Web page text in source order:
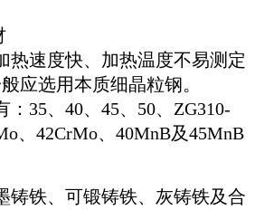
速度快、加热温度不易测定
应选用本质细晶粒钢。
35、40、45、50、ZG310-
、42CrMo、40MnB及45MnB
铁、可锻铸铁、灰铸铁及合